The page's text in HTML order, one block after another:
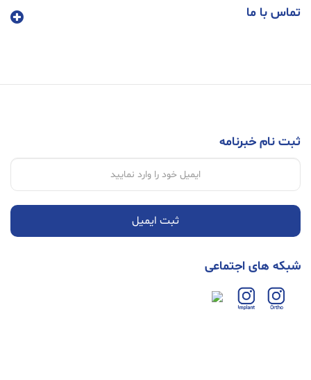
تماس با ما
ثبت نام خبرنامه
ثبت ایمیل
شبکه های اجتماعی